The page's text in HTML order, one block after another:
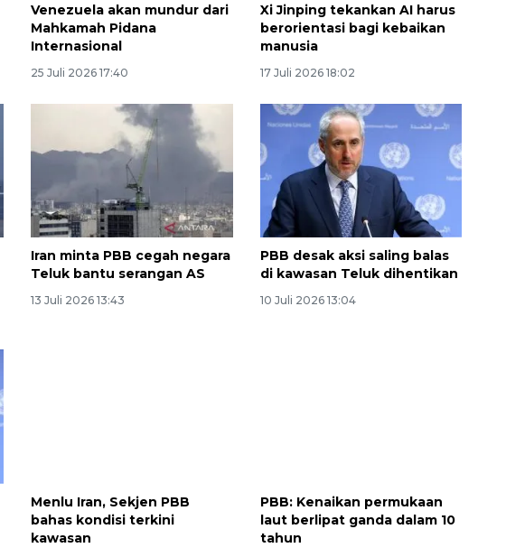
Venezuela akan mundur dari
Mahkamah Pidana
Internasional
25 Juli 2026 17:40
Xi Jinping tekankan AI harus
berorientasi bagi kebaikan
manusia
17 Juli 2026 18:02
Iran minta PBB cegah negara
Teluk bantu serangan AS
13 Juli 2026 13:43
PBB desak aksi saling balas
di kawasan Teluk dihentikan
10 Juli 2026 13:04
Menlu Iran, Sekjen PBB
bahas kondisi terkini
kawasan
PBB: Kenaikan permukaan
laut berlipat ganda dalam 10
tahun
Ekonomi triwulan II-2026
tumbuh 5,29 persen
2026-08-06 18:45:00